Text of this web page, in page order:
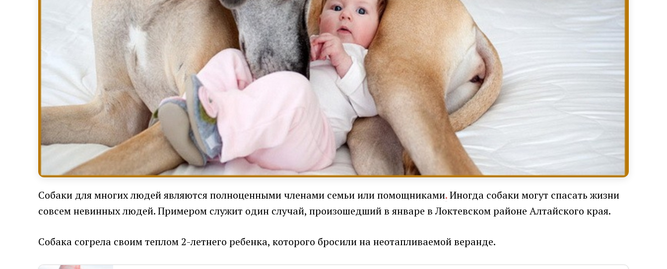
Собаки для многих людей являются полноценными членами семьи или помощниками.Иногда собаки могут спасать жизни
совсем невинных людей. Примером служит один случай, произошедший в январе в Локтевском районе Алтайского края.
Собака согрела своим теплом 2-летнего ребенка, которого бросили на неотапливаемой веранде.